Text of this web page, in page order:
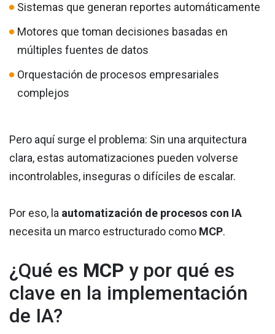
Sistemas que generan reportes automáticamente
Motores que toman decisiones basadas en
múltiples fuentes de datos
Orquestación de procesos empresariales
complejos
Pero aquí surge el problema: Sin una arquitectura
clara, estas automatizaciones pueden volverse
incontrolables, inseguras o difíciles de escalar.
Por eso, la automatización de procesos con IA
necesita un marco estructurado como MCP.
¿Qué es MCP y por qué es
clave en la implementación
de IA?